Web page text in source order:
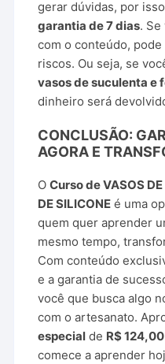
gerar dúvidas, por
garantia de 7 dias.
com o conteúdo,
riscos. Ou seja, se
vasos de suculenta e
dinheiro será
CONCLUSÃO:
AGORA E
OCurso de VASOS
DE SILICONE é uma
quem quer aprender
mesmo tempo,
Com conteúdo
e a garantia de
você que busca algo
com o artesanato.
especial de R$
comece a aprender